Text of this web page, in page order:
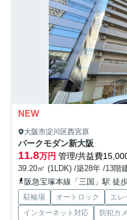
NEW
大阪市淀川区西宮原
パークモダン新大阪
11.8万円 管理/共益費
39.20㎡ (1LDK) /築28年 /13階
阪急宝塚本線「三国」駅 徒
駐輪場 オートロック エレ
インターネット対応
防犯カ